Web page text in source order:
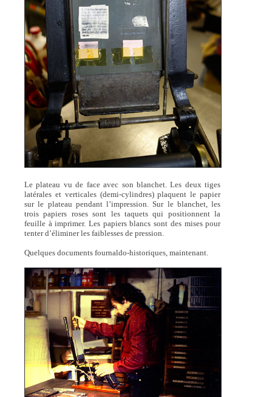
Le plateau vu de face avec son blanchet. Les deux tiges
latérales et verticales (demi-cylindres) plaquent le papier
sur le plateau pendant l’impression. Sur le blanchet, les
trois papiers roses sont les taquets qui positionnent la
feuille à imprimer. Les papiers blancs sont des mises pour
tenter d’éliminer les faiblesses de pression.
Quelques documents fournaldo-historiques, maintenant.